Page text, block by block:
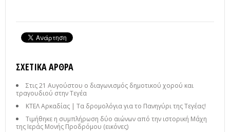
ΣΧΕΤΙΚΆ ΆΡΘΡΑ
Στις 21 Αυγούστου ο διαγωνισμός δημοτικού χορού και
τραγουδιού στην Τεγέα
ΚΤΕΛ Αρκαδίας | Τα δρομολόγια για το Πανηγύρι της Τεγέας!
Τιμήθηκε η συμπλήρωση δύο αιώνων από την ιστορική Μάχη
της Ιεράς Μονής Προδρόμου (εικόνες)